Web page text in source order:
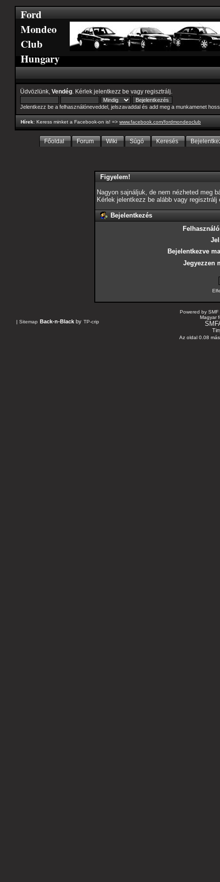
Ford
Mondeo
Club
Hungary
Üdvözlünk, Vendég . Kérlek jelentkezz be vagy regisztrálj
Jelentkezz be a felhasználóneveddel, jelszavaddal és add meg a munkamenet
Hírek: Keress minket a Facebook-on is! => www.facebook.com/fordmondeoclub
Főoldal Forum Wiki Súgó Keresés
Figyelem!
Nagyon sajnáljuk, de nem nézheted meg
Kérlek jelentkezz be alább vagy regisztrálj
Bejelentkezés
Bejelentkezve
Jegyezzen
| Sitemap Back-n-Black by TP-crip
Powered by SMF
Magyar
Az oldal 0.08